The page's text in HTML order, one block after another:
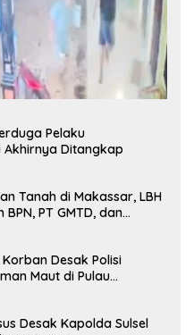
Pelaku
Ditangkap
Tanah di Makassar, LBH
PT GMTD, dan
Desak Polisi
Maut di Pulau
Desak Kapolda Sulsel